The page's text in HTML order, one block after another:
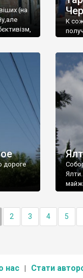
(на
К
дороге
Ялти.
2 3 4 5
нас Стати